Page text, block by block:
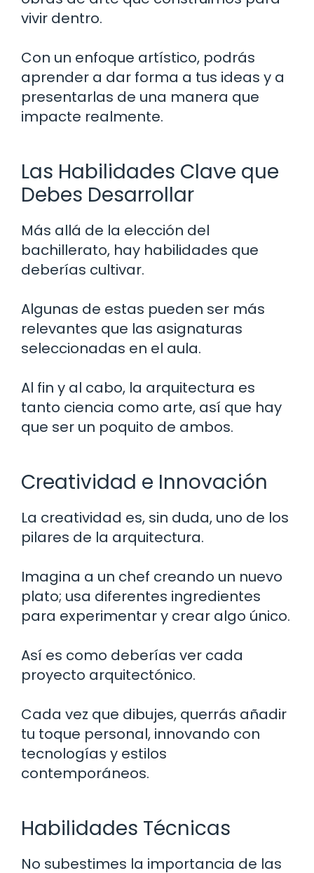
vivir dentro.
Con un enfoque artístico, podrás
aprender a dar forma a tus ideas y a
presentarlas de una manera que
impacte realmente.
Las Habilidades Clave que
Debes Desarrollar
Más allá de la elección del
bachillerato, hay habilidades que
deberías cultivar.
Algunas de estas pueden ser más
relevantes que las asignaturas
seleccionadas en el aula.
Al fin y al cabo, la arquitectura es
tanto ciencia como arte, así que hay
que ser un poquito de ambos.
Creatividad e Innovación
La creatividad es, sin duda, uno de los
pilares de la arquitectura.
Imagina a un chef creando un nuevo
plato; usa diferentes ingredientes
para experimentar y crear algo único.
Así es como deberías ver cada
proyecto arquitectónico.
Cada vez que dibujes, querrás añadir
tu toque personal, innovando con
tecnologías y estilos
contemporáneos.
Habilidades Técnicas
No subestimes la importancia de las